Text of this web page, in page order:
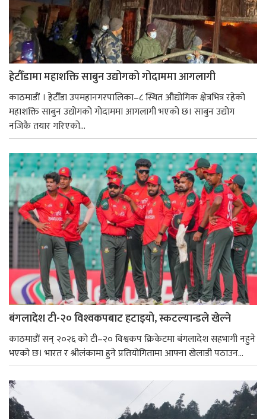
हेटौँडामा महाशक्ति साबुन उद्योगको गोदाममा आगलागी
काठमाडाैं । हेटौँडा उपमहानगरपालिका–८ स्थित औद्योगिक क्षेत्रभित्र रहेको
महाशक्ति साबुन उद्योगको गोदाममा आगलागी भएको छ। साबुन उद्योग
नजिकै तयार गरिएको...
बंगलादेश टी-२० विश्‍वकपबाट हटाइयो, स्कटल्यान्डले खेल्ने
काठमाडाैं सन् २०२६ को टी–२० विश्वकप क्रिकेटमा बंगलादेश सहभागी नहुने
भएको छ। भारत र श्रीलंकामा हुने प्रतियोगितामा आफ्ना खेलाडी पठाउन...